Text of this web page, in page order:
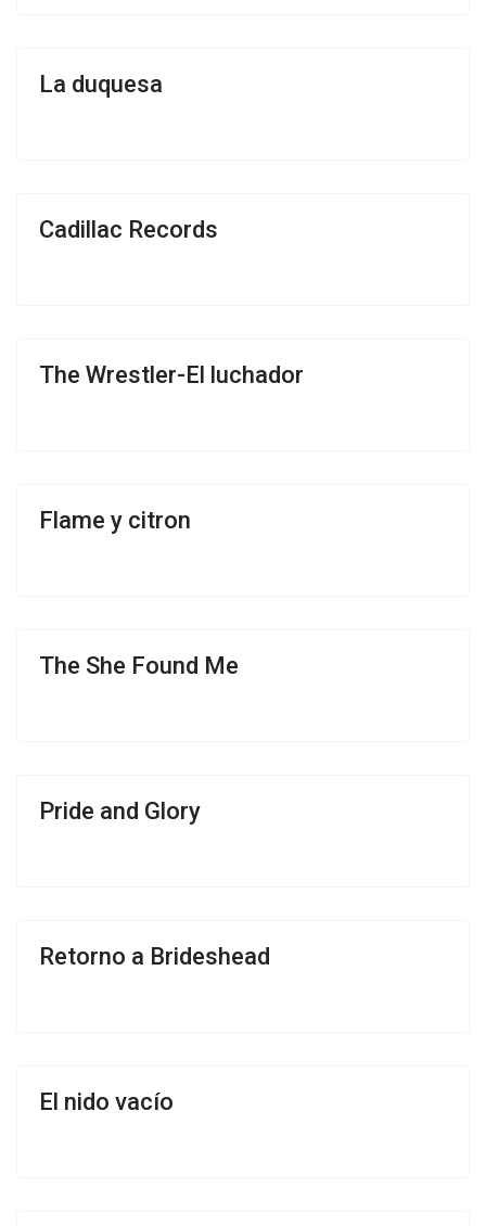
La duquesa
Cadillac Records
The Wrestler-El luchador
Flame y citron
The She Found Me
Pride and Glory
Retorno a Brideshead
El nido vacío